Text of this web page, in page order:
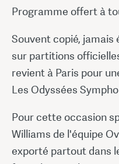
Programme offert à
Souvent copié,
sur partitions
revient à Paris pour
Les Odyssées
Pour cette occasion
Williams de l'équipe
exporté partout dans